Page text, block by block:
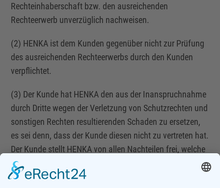
Rechteinhaberschaft bzw. den ausreichenden
Rechteerwerb unverzüglich nachweisen.
(2) HENKA ist dem Kunden gegenüber nicht zur Prüfung
des ausreichenden Rechteerwerbs durch den Kunden
verpflichtet.
(3) Der Kunde hat HENKA den aus der Inanspruchnahme
durch Dritte wegen der Verletzung von Schutzrechten und
sonstigen Rechten resultierenden Schaden zu ersetzen,
es sei denn, dass der Kunde diesen nicht zu vertreten hat.
Der Kunde stellt HENKA von allen Nachteilen frei, welche
HENKA aufgrund der Inanspruchnahme durch Dritte
wegen des Kunden zu vertretender schädigender